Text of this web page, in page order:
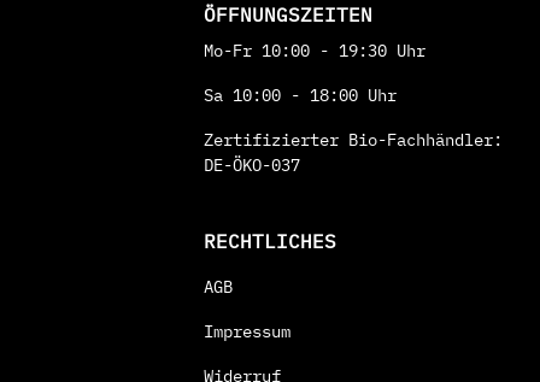
ÖFFNUNGSZEITEN
Mo-Fr 10:00 - 19:30 Uhr
Sa 10:00 - 18:00 Uhr
Zertifizierter Bio-Fachhändler:
DE-ÖKO-037
RECHTLICHES
AGB
Impressum
Widerruf